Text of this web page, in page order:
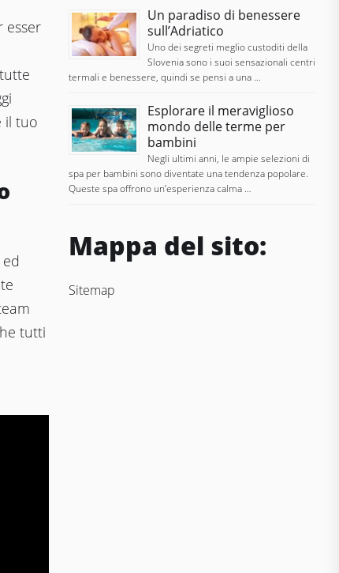
esser
il tuo
tutti
Un paradiso di benessere
sull’Adriatico
Uno dei segreti meglio custoditi della
Slovenia sono i suoi sensazionali centri
termali e benessere, quindi se pensi a una …
Esplorare il meraviglioso
mondo delle terme per
bambini
Negli ultimi anni, le ampie selezioni di
spa per bambini sono diventate una tendenza popolare.
Queste spa offrono un’esperienza calma …
Mappa del sito:
Sitemap